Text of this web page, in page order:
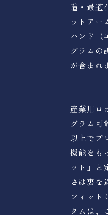
造・最適
ットアー
ハンド（
グラムの
が含まれ
産業用ロ
グラム可
以上でプ
機能をも
ット」と
さは裏を
フィット
タムは、